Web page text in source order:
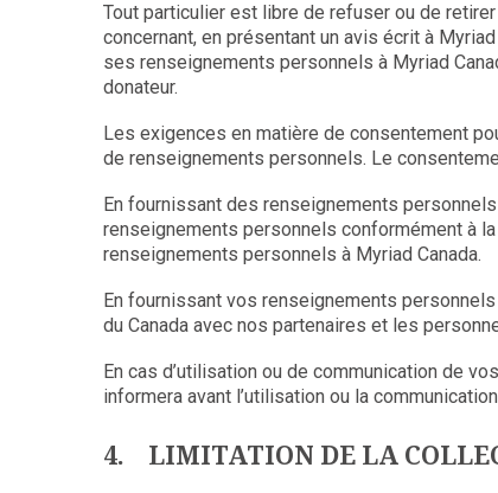
Tout particulier est libre de refuser ou de
concernant, en présentant un avis écrit à
ses renseignements personnels à Myriad
donateur.
Les exigences en matière de consentement
de renseignements personnels. Le
En fournissant des renseignements
renseignements personnels conformément à
renseignements personnels à Myriad Canada.
En fournissant vos renseignements
du Canada avec nos partenaires et les
En cas d’utilisation ou de communication de
informera avant l’utilisation ou la
4. LIMITATION DE LA